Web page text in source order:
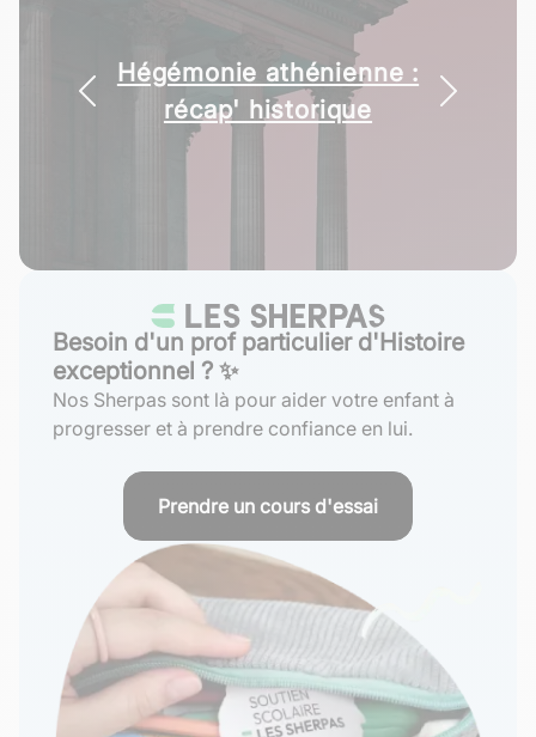
Hégémonie athénienne :
récap' historique
Besoin d'un prof particulier d'Histoire
exceptionnel ? ✨
Nos Sherpas sont là pour aider votre enfant à
progresser et à prendre confiance en lui.
Prendre un cours d'essai